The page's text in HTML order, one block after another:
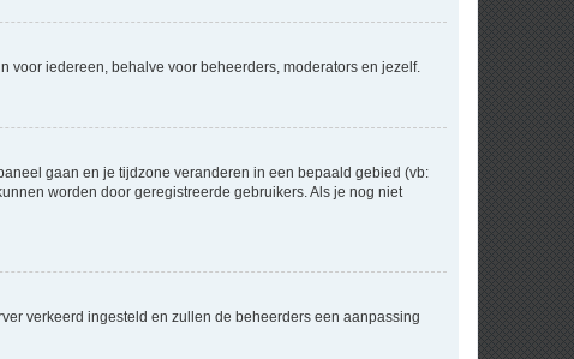
voor iedereen, behalve voor beheerders, moderators en jezelf.
gaan en je tijdzone veranderen in een bepaald gebied (vb:
worden door geregistreerde gebruikers. Als je nog niet
verkeerd ingesteld en zullen de beheerders een aanpassing